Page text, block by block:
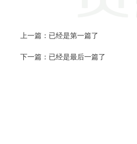
上一篇：已经是第一篇了
下一篇：已经是最后一篇了